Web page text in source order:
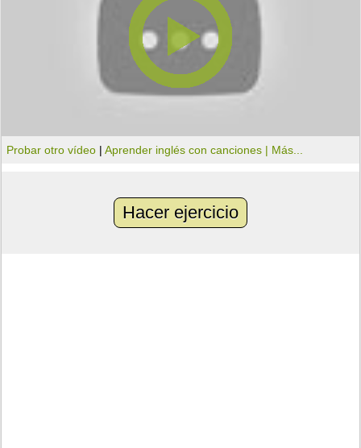
Probar otro vídeo |Aprender inglés con canciones | Más...
Hacer ejercicio